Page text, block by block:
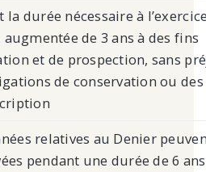
la durée nécessaire à
de 3 ans à des fins
et de prospection, sans
de conservation ou
relatives au Denier
pendant une durée de 6